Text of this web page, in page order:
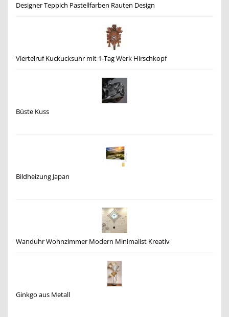
Designer Teppich Pastellfarben Rauten Design
Viertelruf Kuckucksuhr mit 1-Tag Werk Hirschkopf
Büste Kuss
Bildheizung Japan
Wanduhr Wohnzimmer Modern Minimalist Kreativ
Ginkgo aus Metall